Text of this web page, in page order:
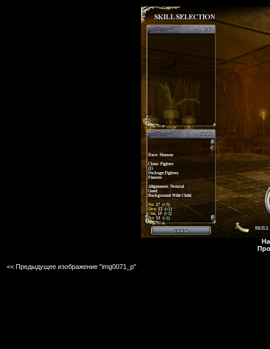
<< Предыдущее изображение "img0071_p"